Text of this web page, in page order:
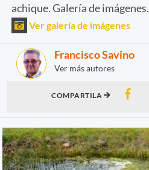
achique. Galería de imágenes.
Ver galería de imágenes
Francisco Savino
Ver más autores
COMPARTILA